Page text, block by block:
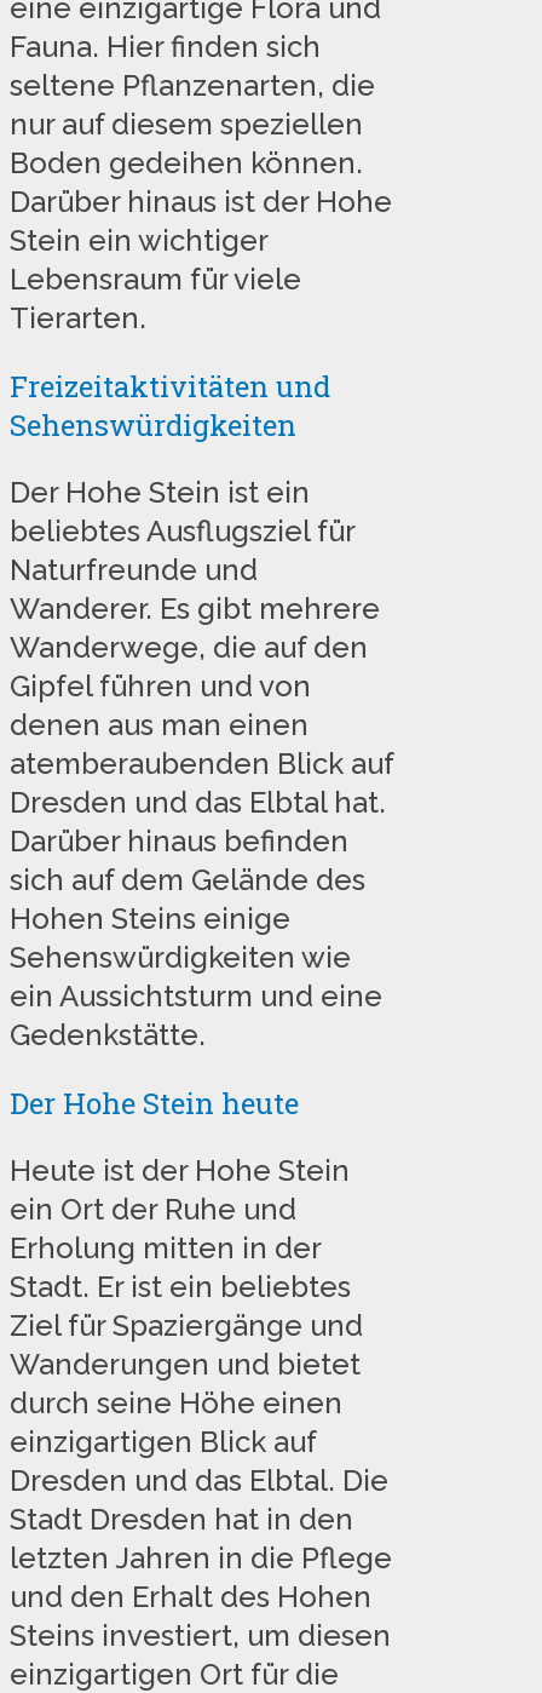
eine einzigartige Flora und
Fauna. Hier finden sich
seltene Pflanzenarten, die
nur auf diesem speziellen
Boden gedeihen können.
Darüber hinaus ist der Hohe
Stein ein wichtiger
Lebensraum für viele
Tierarten.
Freizeitaktivitäten und
Sehenswürdigkeiten
Der Hohe Stein ist ein
beliebtes Ausflugsziel für
Naturfreunde und
Wanderer. Es gibt mehrere
Wanderwege, die auf den
Gipfel führen und von
denen aus man einen
atemberaubenden Blick auf
Dresden und das Elbtal hat.
Darüber hinaus befinden
sich auf dem Gelände des
Hohen Steins einige
Sehenswürdigkeiten wie
ein Aussichtsturm und eine
Gedenkstätte.
Der Hohe Stein heute
Heute ist der Hohe Stein
ein Ort der Ruhe und
Erholung mitten in der
Stadt. Er ist ein beliebtes
Ziel für Spaziergänge und
Wanderungen und bietet
durch seine Höhe einen
einzigartigen Blick auf
Dresden und das Elbtal. Die
Stadt Dresden hat in den
letzten Jahren in die Pflege
und den Erhalt des Hohen
Steins investiert, um diesen
einzigartigen Ort für die